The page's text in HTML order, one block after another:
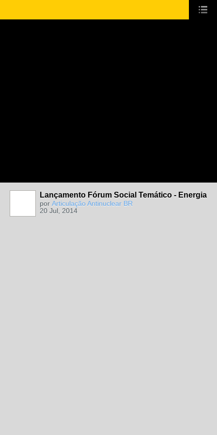
Lançamento Fórum Social Temático - Energia
por Articulação Antinuclear BR
20 Jul, 2014